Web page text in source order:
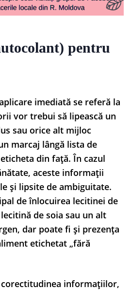
pentru
imediată se referă la
vor trebui să lipească un
sau orice alt mijloc
marcaj lângă lista de
din față. În cazul
aceste informații
și lipsite de ambiguitate.
de înlocuirea lecitinei de
de soia sau un alt
dar poate fi și prezența
etichetat „fără
corectitudinea informațiilor,